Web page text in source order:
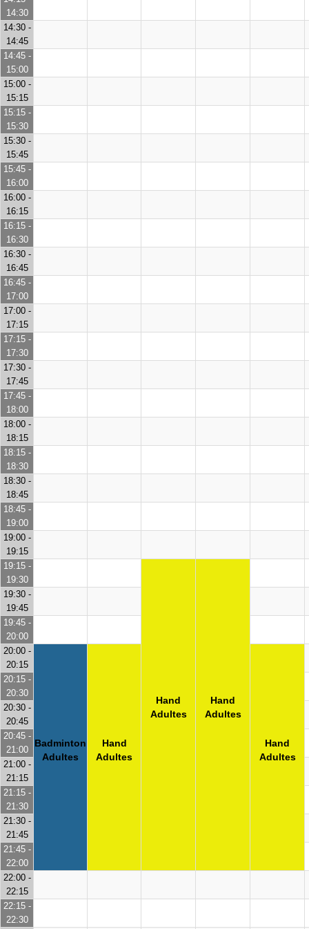
14:30
14:30 -
14:45
14:45 -
15:00
15:00 -
15:15
15:15 -
15:30
15:30 -
15:45
15:45 -
16:00
16:00 -
16:15
16:15 -
16:30
16:30 -
16:45
16:45 -
17:00
17:00 -
17:15
17:15 -
17:30
17:30 -
17:45
17:45 -
18:00
18:00 -
18:15
18:15 -
18:30
18:30 -
18:45
18:45 -
19:00
19:00 -
19:15
19:15 -
19:30
Hand
Adultes
Hand
Adultes
19:30 -
19:45
19:45 -
20:00
20:00 -
20:15
Badminton
Adultes
Hand
Adultes
Hand
Adultes
20:15 -
20:30
20:30 -
20:45
20:45 -
21:00
21:00 -
21:15
21:15 -
21:30
21:30 -
21:45
21:45 -
22:00
22:00 -
22:15
22:15 -
22:30